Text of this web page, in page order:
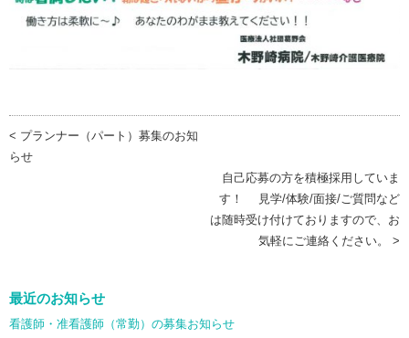
最近のお知らせ
看護師・准看護師（常勤）の募集お知らせ
< プランナー（パート）募集のお知
らせ
自己応募の方を積極採用していま
す！ 見学/体験/面接/ご質問など
は随時受け付けておりますので、お
気軽にご連絡ください。 >